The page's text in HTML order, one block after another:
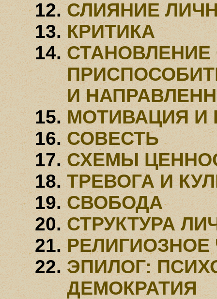
СЛИЯНИЕ
КРИТИКА
И
МОТИВАЦИЯ И
СОВЕСТЬ
СХЕМЫ
ТРЕВОГА И
СВОБОДА
СТРУКТУРА
РЕЛИГИОЗНОЕ
ЭПИЛОГ:
ДЕМОКРАТИЯ